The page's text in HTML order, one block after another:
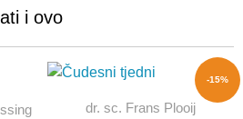
i ovo
-15%
dr. sc. Frans Plooij